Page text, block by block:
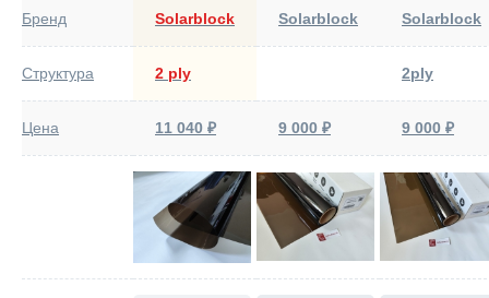
Бренд Solarblock Solarblock Solarblock
Структура 2 ply 2ply
Цена 11 040 ₽ 9 000 ₽ 9 000 ₽